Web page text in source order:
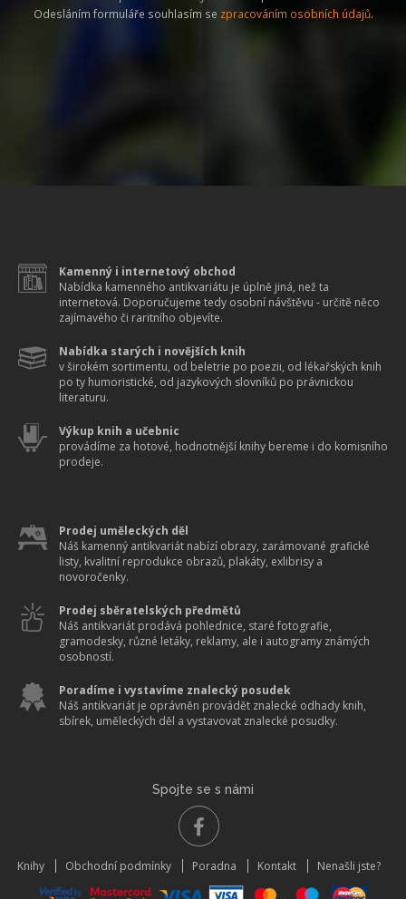
Odesláním formuláře souhlasím se zpracováním osobních údajů.
Kamenný i internetový obchod
Nabídka kamenného antikvariátu je úplně jiná, než ta
internetová. Doporučujeme tedy osobní návštěvu - určitě něco
zajímavého či raritního objevíte.
Nabídka starých i novějších knih
v širokém sortimentu, od beletrie po poezii, od lékařských knih
po ty humoristické, od jazykových slovníků po právnickou
literaturu.
Výkup knih a učebnic
provádíme za hotové, hodnotnější knihy bereme i do komisního
prodeje.
Prodej uměleckých děl
Náš kamenný antikvariát nabízí obrazy, zarámované grafické
listy, kvalitní reprodukce obrazů, plakáty, exlibrisy a
novoročenky.
Prodej sběratelských předmětů
Náš antikvariát prodává pohlednice, staré fotografie,
gramodesky, různé letáky, reklamy, ale i autogramy známých
osobností.
Poradíme i vystavíme znalecký posudek
Náš antikvariát je oprávněn provádět znalecké odhady knih,
sbírek, uměleckých děl a vystavovat znalecké posudky.
Spojte se s námi
Knihy Obchodní podmínky Poradna Kontakt Nenašli jste?